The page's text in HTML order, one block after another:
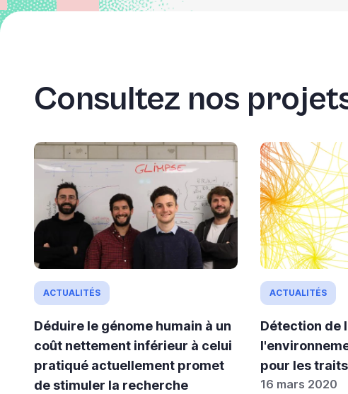
Consultez nos
ACTUALITÉS
Déduire le génome humain à un
coût nettement inférieur à celui
pratiqué actuellement promet
de stimuler la recherche
ACTUALITÉS
Détection de
pour les
16 mars 2020